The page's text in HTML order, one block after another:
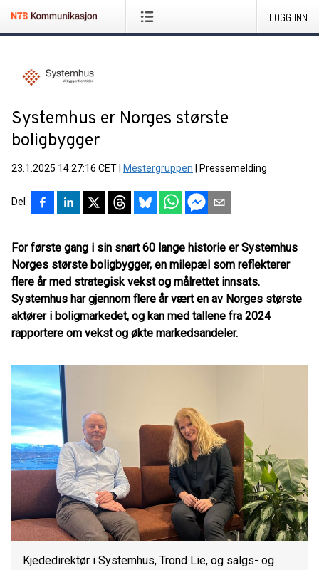
LOGG INN
Systemhus er Norges største
boligbygger
23.1.2025 14:27:16 CET Mestergruppen Pressemelding
Del
For første gang i sin snart 60 lange historie er Systemhus
Norges største boligbygger, en milepæl som reflekterer
flere år med strategisk vekst og målrettet innsats.
Systemhus har gjennom flere år vært en av Norges største
aktører i boligmarkedet, og kan med tallene fra 2024
rapportere om vekst og økte markedsandeler.
Kjededirektør i Systemhus, Trond Lie, og salgs- og